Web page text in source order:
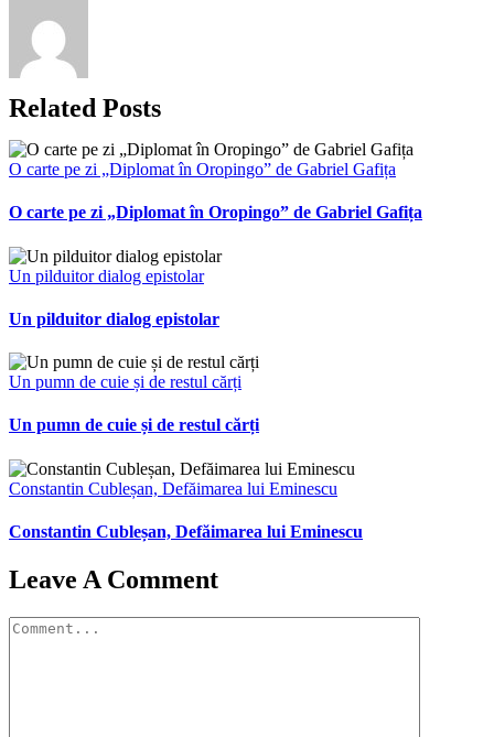
Related Posts
O carte pe zi „Diplomat în Oropingo” de Gabriel Gafița
O carte pe zi „Diplomat în Oropingo” de Gabriel Gafița
Un pilduitor dialog epistolar
Un pilduitor dialog epistolar
Un pumn de cuie și de restul cărți
Un pumn de cuie și de restul cărți
Constantin Cubleșan, Defăimarea lui Eminescu
Constantin Cubleșan, Defăimarea lui Eminescu
Leave A Comment
Comment